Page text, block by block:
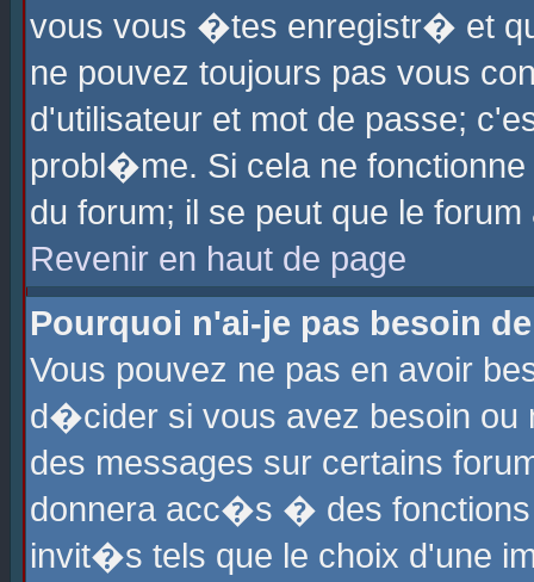
vous vous �tes enregistr� et
ne pouvez toujours pas vous
d'utilisateur et mot de passe;
probl�me. Si cela ne
du forum; il se peut que le
Revenir en haut de page
Pourquoi n'ai-je pas besoin
Vous pouvez ne pas en avoir
d�cider si vous avez besoin ou
des messages sur certains
donnera acc�s � des fonctions
invit�s tels que le choix d'une